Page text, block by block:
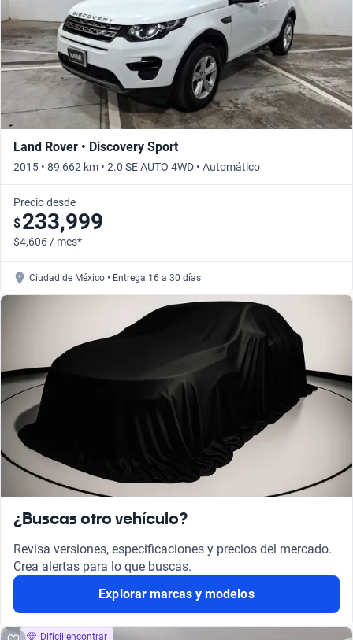
Land Rover • Discovery Sport
2015 • 89,662 km • 2.0 SE AUTO 4WD • Automático
Precio desde
$233,999
$4,606 / mes*
Ciudad de México • Entrega 16 a 30 días
¿Buscas otro vehículo?
Revisa versiones, especificaciones y precios del mercado.
Crea alertas para lo que buscas.
Explorar marcas y modelos
Difícil encontrar